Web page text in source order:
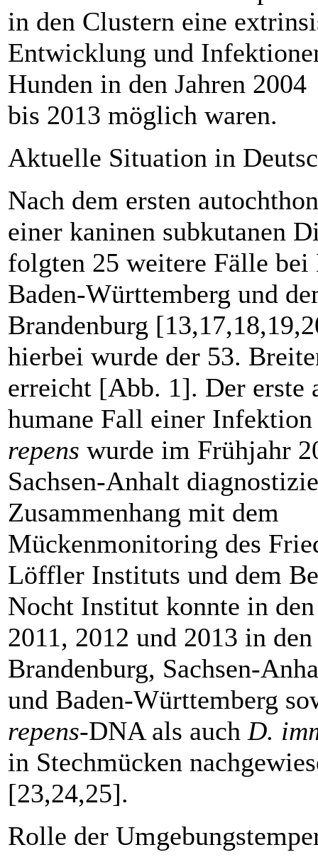
in den Clustern eine
Entwicklung und
Hunden in den Jahren 2004
bis 2013 möglich waren.
Aktuelle Situation in
Nach dem ersten
einer kaninen subkutanen
folgten 25 weitere Fälle bei
Baden-Württemberg und
Brandenburg
hierbei wurde der 53.
erreicht [Abb. 1]. Der erste
humane Fall einer
repens wurde im Frühjahr
Sachsen-Anhalt
Zusammenhang mit dem
Mückenmonitoring des
Löffler Instituts und dem
Nocht Institut konnte in den
2011, 2012 und 2013 in
Brandenburg, Sachsen-
und ­Baden-Württemberg
repens-DNA als auch D.
in Stechmücken
[23,24,25].
Rolle der